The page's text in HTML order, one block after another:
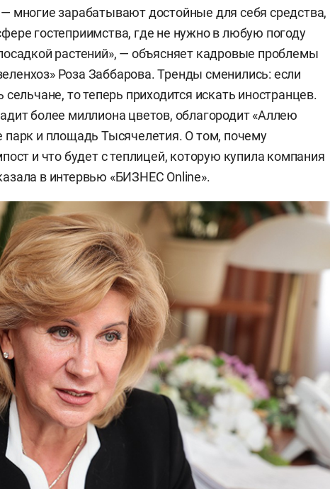
многие зарабатывают достойные для себя средства,
гостеприимства, где не нужно в любую погоду
растений», — объясняет кадровые проблемы
Роза Заббарова. Тренды сменились: если
то теперь приходится искать иностранцев.
более миллиона цветов, облагородит «Аллею
парк и площадь Тысячелетия. О том, почему
и что будет с теплицей, которую купила компания
в интервью «БИЗНЕС Online».